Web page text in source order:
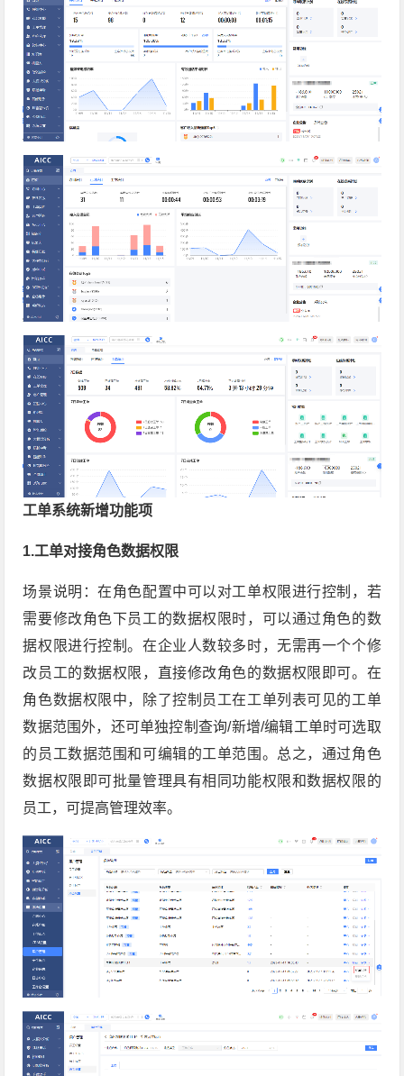
工单系统新增功能项
1.工单对接角色数据权限
场景说明：在角色配置中可以对工单权限进行控制，若
需要修改角色下员工的数据权限时，可以通过角色的数
据权限进行控制。在企业人数较多时，无需再一个个修
改员工的数据权限，直接修改角色的数据权限即可。在
角色数据权限中，除了控制员工在工单列表可见的工单
数据范围外，还可单独控制查询/新增/编辑工单时可选取
的员工数据范围和可编辑的工单范围。总之，通过角色
数据权限即可批量管理具有相同功能权限和数据权限的
员工，可提高管理效率。